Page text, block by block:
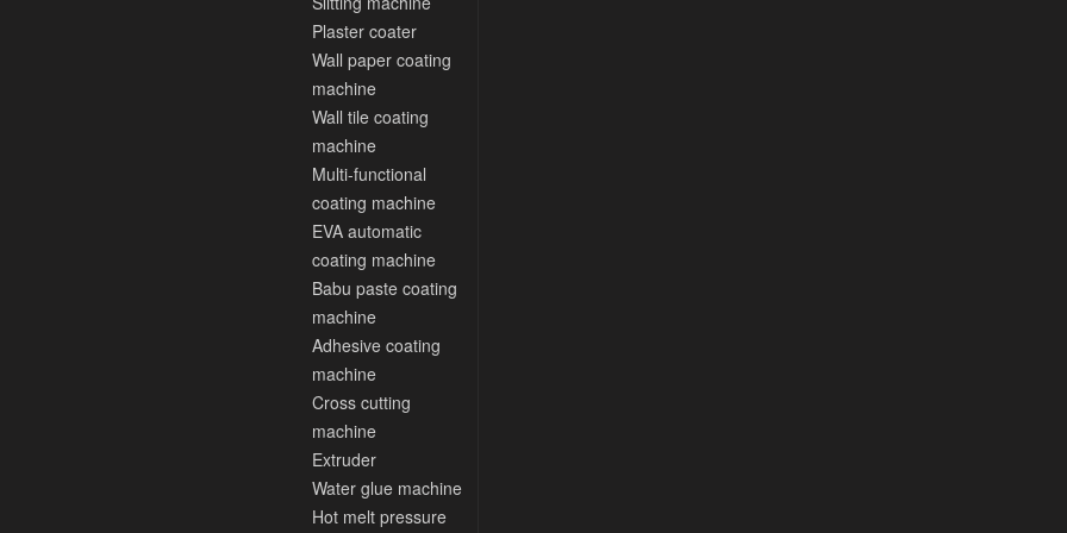
Plaster coater
Wall paper coating
machine
Wall tile coating
machine
Multi-functional
coating machine
EVA automatic
coating machine
Babu paste coating
machine
Adhesive coating
machine
Cross cutting
machine
Extruder
Water glue machine
Hot melt pressure